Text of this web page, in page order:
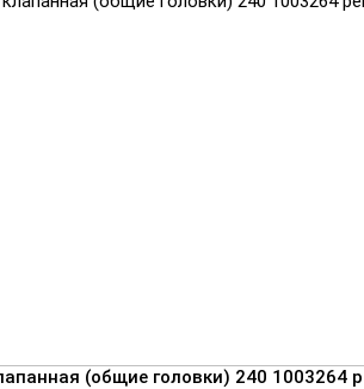
(общие головки) 240 1003264